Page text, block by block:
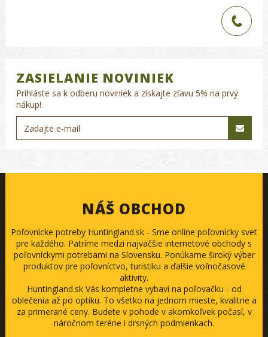
ZASIELANIE NOVINIEK
Prihláste sa k odberu noviniek a získajte zľavu 5% na prvý
nákup!
NÁŠ OBCHOD
Poľovnícke potreby Huntingland.sk - Sme online poľovnícky svet
pre každého. Patríme medzi najväčšie internetové obchody s
poľovníckymi potrebami na Slovensku. Ponúkame široký výber
produktov pre poľovníctvo, turistiku a ďalšie voľnočasové
aktivity.
Huntingland.sk Vás kompletne vybaví na poľovačku - od
oblečenia až po optiku. To všetko na jednom mieste, kvalitne a
za primerané ceny. Budete v pohode v akomkoľvek počasí, v
náročnom teréne i drsných podmienkach.